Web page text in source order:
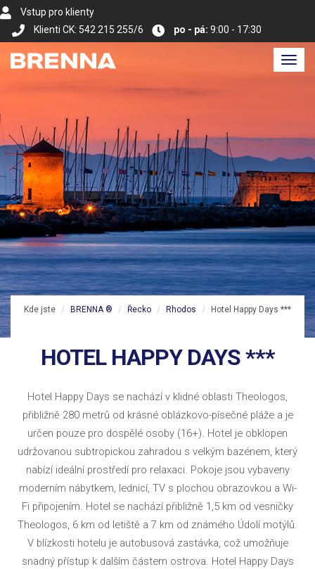
Vstup pro klienty
Klienti CK: 542 215 255/6
po - pá: 9:00 - 17:30
Kde jste BRENNA ® Řecko Rhodos Hotel Happy Days ***
HOTEL HAPPY DAYS ***
Hotel Happy Days se nachází v klidné oblasti Theologos,
přibližně 280 metrů od krásné oblázkovo-písečné pláže a je
určen pouze pro dospělé osoby (16+). Hotel je obklopen
udržovanou subtropickou zahradou s velkým bazénem, který
nabízí ideální prostředí pro relaxaci. Pokoje jsou vybaveny
moderním nábytkem, lednicí, TV s plochou obrazovkou a Wi-
Fi připojením. Hotel se nachází přibližně 1,5 km od vesničky
Theologos, 6 km od letiště a 7 km od známého Údolí motýlů.
V blízkosti hotelu je autobusová zastávka, což umožňuje
snadný přístup k dalším částem ostrova. Hotel Happy Days